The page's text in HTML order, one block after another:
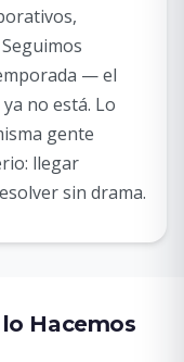
— el
no está. Lo
gente
llegar
sin drama.
Hacemos